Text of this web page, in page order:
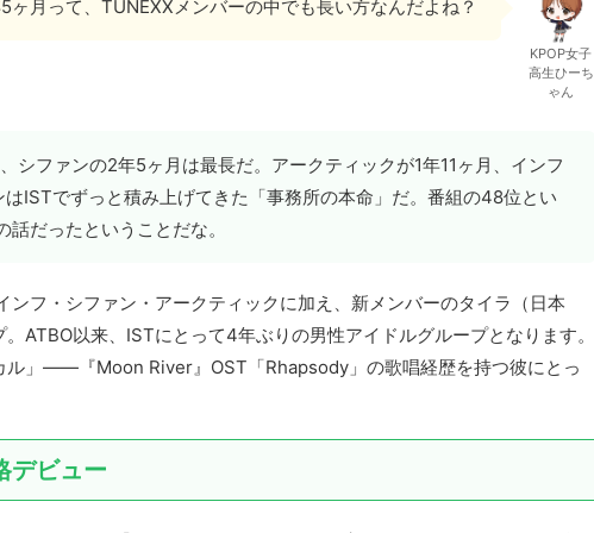
ヶ月って、TUNEXXメンバーの中でも長い方なんだよね？
KPOP女子
高生ひーち
ゃん
シファンの2年5ヶ月は最長だ。アークティックが1年11ヶ月、インフ
ISTでずっと積み上げてきた「事務所の本命」だ。番組の48位とい
だったということだな。
フ・シファン・アークティックに加え、新メンバーのタイラ（日本
ATBO以来、ISTにとって4年ぶりの男性アイドルグループとなります。
ル」——『Moon River』OST「Rhapsody」の歌唱経歴を持つ彼にとっ
ビュー